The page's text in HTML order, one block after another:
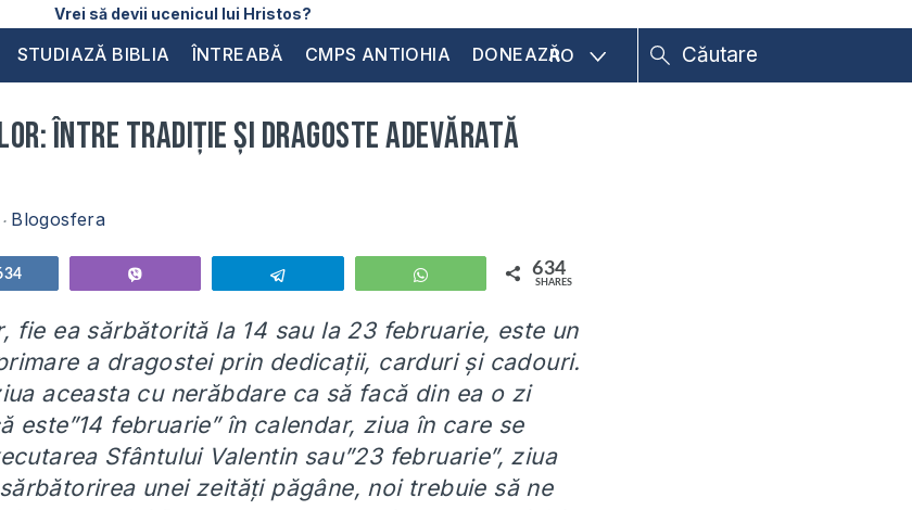
Vrei să devii ucenicul lui Hristos?
STUDIAZĂ BIBLIA ÎNTREABĂ CMPS ANTIOHIA DONEAZĂRO
între tradiție și dragoste adevărată
Blogosfera
WhatsApp 634
SHARES
fie ea sărbătorită la 14 sau la 23 februarie, este un
a dragostei prin dedicații, carduri și cadouri.
aceasta cu nerăbdare ca să facă din ea o zi
este”14 februarie” în calendar, ziua în care se
Sfântului Valentin sau”23 februarie”, ziua
unei zeități păgâne, noi trebuie să ne